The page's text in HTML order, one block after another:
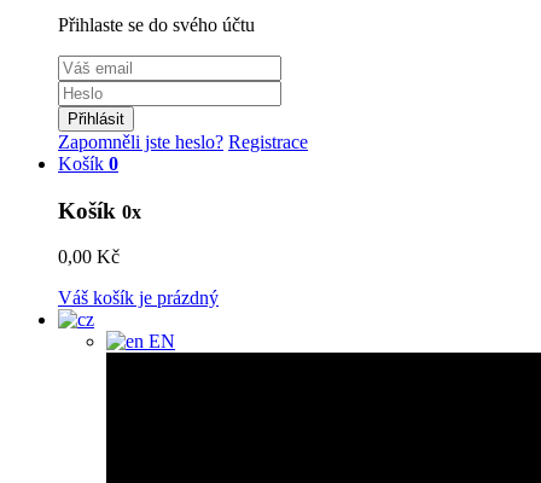
Přihlaste se do svého účtu
Přihlásit
Zapomněli jste heslo? Registrace
Košík 0
Košík 0x
0,00 Kč
Váš košík je prázdný
EN